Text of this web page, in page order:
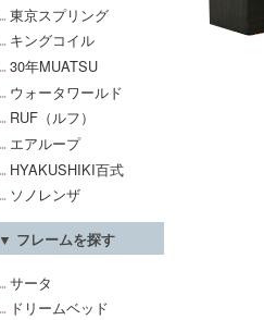
東京スプリング
キングコイル
30年MUATSU
ウォータワールド
RUF（ルフ）
エアループ
HYAKUSHIKI百式
ソノレンザ
▼ フレームを探す
サータ
ドリームベッド